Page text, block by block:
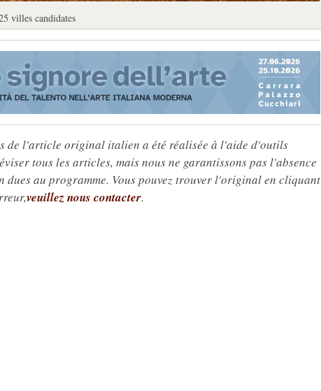
villes candidates
de l'article original italien a été réalisée à l'aide d'outils
tous les articles, mais nous ne garantissons pas l'absence
au programme. Vous pouvez trouver l'original en cliquant
veuillez nous contacter.